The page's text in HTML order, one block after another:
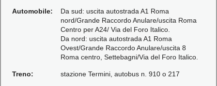
Automobile:
Da sud: uscita autostrada A1 Roma
nord/Grande Raccordo Anulare/uscita Roma
Centro per A24/ Via del Foro Italico.
Da nord: uscita autostrada A1 Roma
Ovest/Grande Raccordo Anulare/uscita 8
Roma centro, Settebagni/Via del Foro Italico.
Treno: stazione Termini, autobus n. 910 o 217